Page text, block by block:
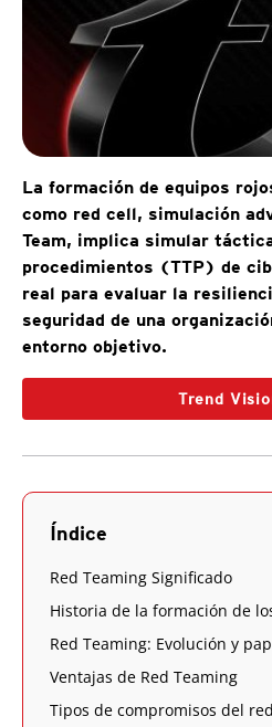
La formación de equipos
como red cell, simulación
Team, implica simular
procedimientos (TTP) de
real para evaluar la
seguridad de una
entorno objetivo.
Trend
Índice
Red Teaming Significado
Historia de la formación de
Red Teaming: Evolución y
Ventajas de Red Teaming
Tipos de compromisos del